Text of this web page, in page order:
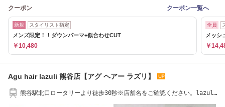
クーポン クーポン一覧へ
新規 スタイリスト指定
メンズ限定！！ダウンパーマ+似合わせCUT
￥10,480
全員
メッシ
￥
Agu hair lazuli 熊谷店【アグ ヘアー ラズリ】
熊谷駅北口ロータリーより徒歩30秒※店舗名をご確認ください。lazuli